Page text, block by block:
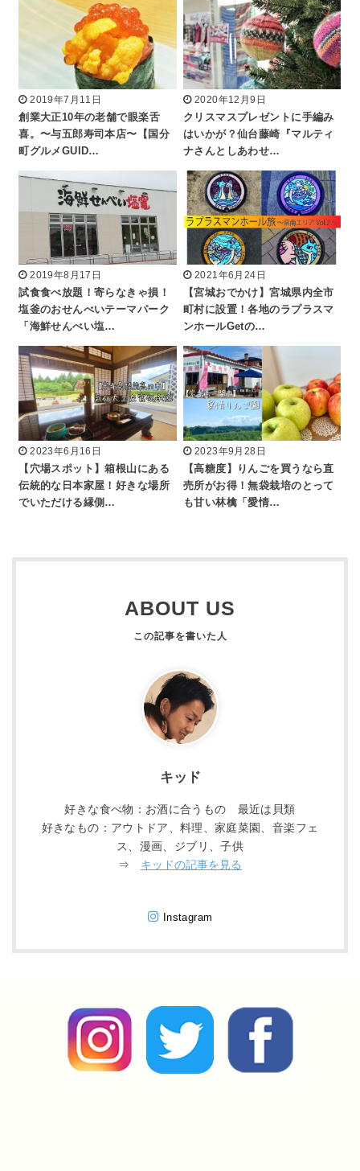
2019年7月11日
創業大正10年の老舗で眼楽舌
喜。〜与五郎寿司本店〜【国分
町グルメGUID…
2020年12月9日
クリスマスプレゼントに手編み
はいかが？仙台藤崎『マルティ
ナさんとしあわせ…
2019年8月17日
試食食べ放題！寄らなきゃ損！
塩釜のおせんべいテーマパーク
「海鮮せんべい塩…
2021年6月24日
【宮城おでかけ】宮城県内全市
町村に設置！各地のラプラスマ
ンホールGetの…
2023年6月16日
【穴場スポット】箱根山にある
伝統的な日本家屋！好きな場所
でいただける縁側…
2023年9月28日
【高糖度】りんごを買うなら直
売所がお得！無袋栽培のとって
も甘い林檎「愛情…
ABOUT US
キッド
好きな食べ物：お酒に合うもの 最近は貝類
好きなもの：アウトドア、料理、家庭菜園、音楽フェ
ス、漫画、ジブリ、子供
⇒ キッドの記事を見る
Instagram